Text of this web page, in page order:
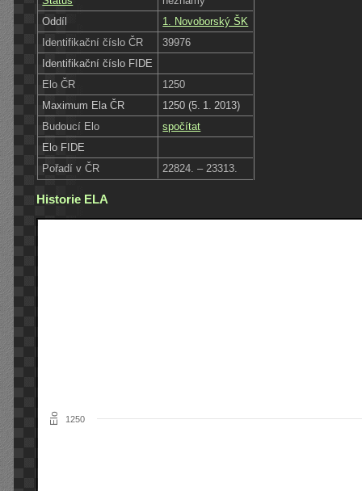
Oddíl
1. Novoborský ŠK
Identifikační číslo ČR
39976
Identifikační číslo FIDE
Elo ČR
1250
Maximum Ela ČR
1250 (5. 1. 2013)
Budoucí Elo
spočítat
Elo FIDE
Pořadí v ČR
22824. – 23313.
Historie ELA
Elo 1250